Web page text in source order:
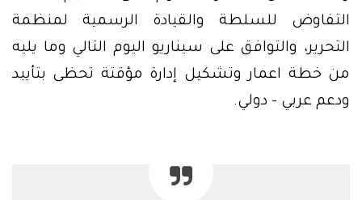
التفاوض للسلطة والقيادة الرسمية لمنظمة
التحرير، والتوافق على سيناريو اليوم التالي وما يليه
من خطة اعمار وتشكيل إدارة مؤقتة تحظى بتأييد
ودعم عربي – دولي.